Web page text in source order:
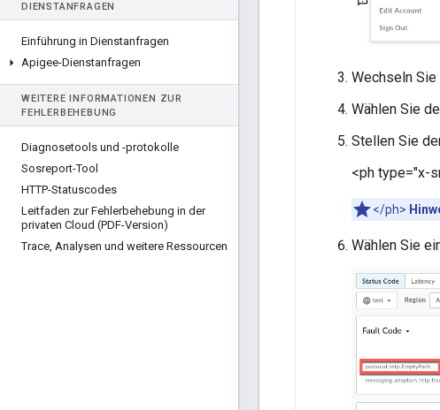
DIENSTANFRAGEN
Einführung in Dienstanfragen
Apigee-Dienstanfragen
WEITERE INFORMATIONEN ZUR
FEHLERBEHEBUNG
Diagnosetools und -protokolle
Sosreport-Tool
HTTP-Statuscodes
Leitfaden zur Fehlerbehebung in der
privaten Cloud (PDF-Version)
Trace, Analysen und weitere Ressourcen
Wechseln
Wählen Sie
Stellen Sie
<ph type="x-
</ph>
Wählen Sie